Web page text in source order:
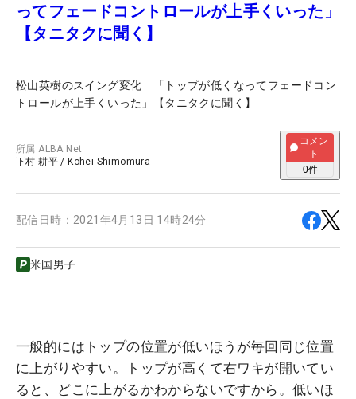
ってフェードコントロールが上手くいった」
【タニタクに聞く】
松山英樹のスイング変化 「トップが低くなってフェードコン
トロールが上手くいった」【タニタクに聞く】
所属ALBA Net
下村 耕平 / Kohei Shimomura
コメン
ト
0件
配信日時： 2021年4月13日 14時24分
米国男子
一般的にはトップの位置が低いほうが毎回同じ位置
に上がりやすい。トップが高くて右ワキが開いてい
ると、どこに上がるかわからないですから。低いほ